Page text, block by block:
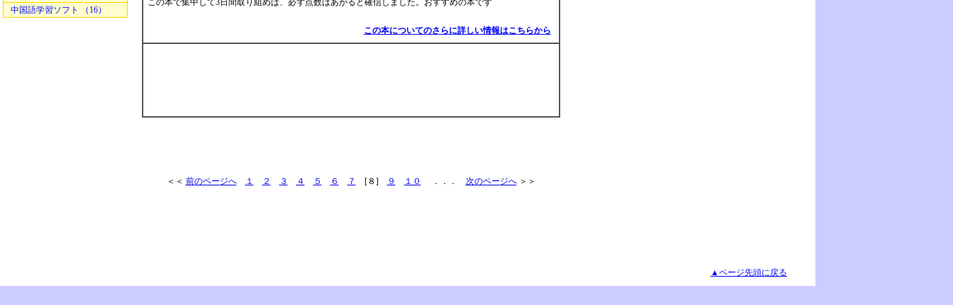
中国語学習ソフト （16）
この本で集中して3日間取り組めば、必ず点数はあがると確信しました。おすすめの本です
この本についてのさらに詳しい情報はこちらから
＜＜ 前のページへ １ ２ ３ ４ ５ ６ ７ [８] ９ １０ ．．． 次のページへ＞＞
▲ページ先頭に戻る